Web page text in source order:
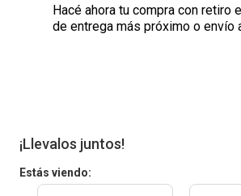
Hacé ahora tu compra con retiro
de entrega más próximo o envío
¡Llevalos juntos!
Estás viendo: